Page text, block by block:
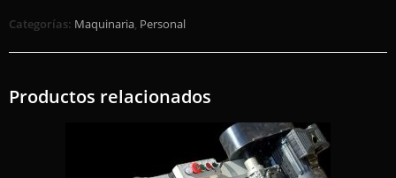
Categorías: Maquinaria, Personal
Productos relacionados